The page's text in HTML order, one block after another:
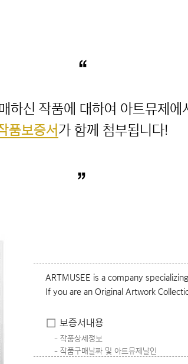
“
품보증서
”
ARTMUSEE is a company
If you are an Original Artwork
보증서내용
작품상세정보
작품구매날짜 및 아트뮤제날인